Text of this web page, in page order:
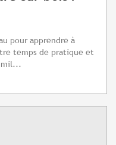
pour apprendre à
temps de pratique et
mil...